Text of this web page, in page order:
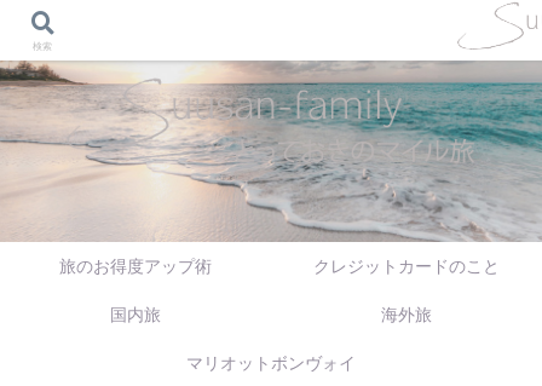
旅のお得度アップ術 クレジットカードのこと
国内旅 海外旅
マリオットボンヴォイ
検索